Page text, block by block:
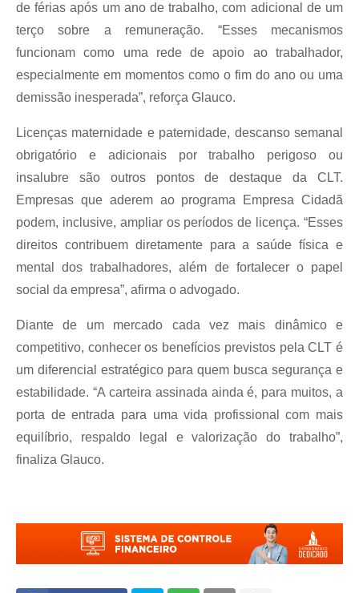
de férias após um ano de trabalho, com adicional de um
terço sobre a remuneração. “Esses mecanismos
funcionam como uma rede de apoio ao trabalhador,
especialmente em momentos como o fim do ano ou uma
demissão inesperada”, reforça Glauco.
Licenças maternidade e paternidade, descanso semanal
obrigatório e adicionais por trabalho perigoso ou
insalubre são outros pontos de destaque da CLT.
Empresas que aderem ao programa Empresa Cidadã
podem, inclusive, ampliar os períodos de licença. “Esses
direitos contribuem diretamente para a saúde física e
mental dos trabalhadores, além de fortalecer o papel
social da empresa”, afirma o advogado.
Diante de um mercado cada vez mais dinâmico e
competitivo, conhecer os benefícios previstos pela CLT é
um diferencial estratégico para quem busca segurança e
estabilidade. “A carteira assinada ainda é, para muitos, a
porta de entrada para uma vida profissional com mais
equilíbrio, respaldo legal e valorização do trabalho”,
finaliza Glauco.